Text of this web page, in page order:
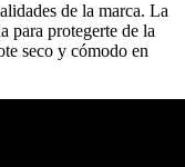
de la marca. La
para protegerte de la
seco y cómodo en